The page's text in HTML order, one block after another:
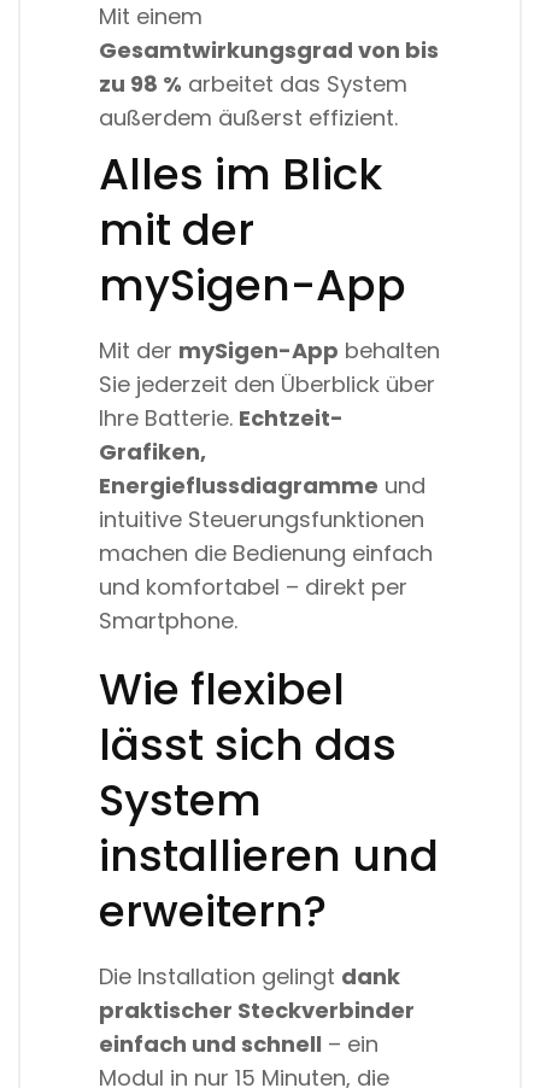
Mit einem
Gesamtwirkungsgrad von bis
zu 98 % arbeitet das System
außerdem äußerst effizient.
Alles im Blick
mit der
mySigen-App
Mit der mySigen-App behalten
Sie jederzeit den Überblick über
Ihre Batterie. Echtzeit-
Grafiken,
Energieflussdiagramme und
intuitive Steuerungsfunktionen
machen die Bedienung einfach
und komfortabel – direkt per
Smartphone.
Wie flexibel
lässt sich das
System
installieren und
erweitern?
Die Installation gelingt dank
praktischer Steckverbinder
einfach und schnell – ein
Modul in nur 15 Minuten, die